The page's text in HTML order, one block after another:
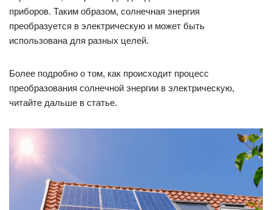
приборов. Таким образом, солнечная энергия
преобразуется в электрическую и может быть
использована для разных целей.
Более подробно о том, как происходит процесс
преобразования солнечной энергии в электрическую,
читайте дальше в статье.